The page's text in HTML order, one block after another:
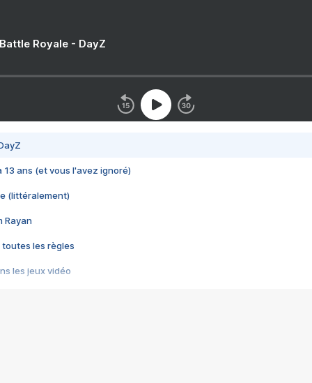
Royale - DayZ
13 ans (et vous l'avez ignoré)
(littéralement)
Rayan
toutes les règles
les jeux vidéo